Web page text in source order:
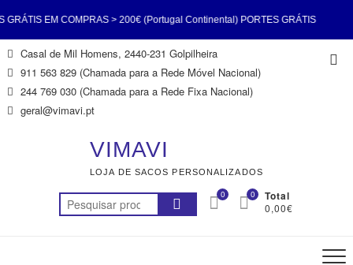
EM COMPRAS > 200€ (Portugal Continental) PORTES GRÁTIS
> 200€ (Portugal Continental) PORTES GRÁTIS EM COMPRAS >
Continental) PORTES GRÁTIS EM COMPRAS > 200€ (Portugal
EM COMPRAS > 200€ (Portugal Continental) PORTES GRÁTIS
> 200€ (Portugal Continental) PORTES GRÁTIS EM COMPRAS >
Skip
to
content
Casal de Mil Homens, 2440-231 Golpilheira
911 563 829 (Chamada para a Rede Móvel Nacional)
244 769 030 (Chamada para a Rede Fixa Nacional)
geral@vimavi.pt
VIMAVI
LOJA DE SACOS PERSONALIZADOS
Pesquisar
por:
0 Total
0,00€
0